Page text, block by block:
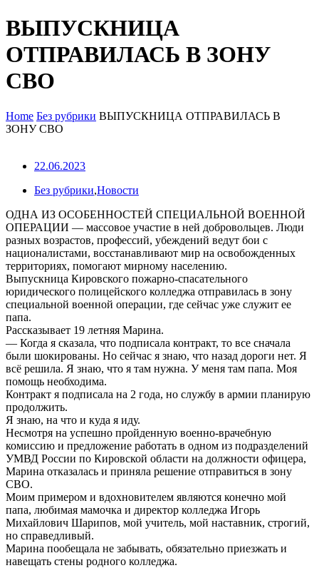
ВЫПУСКНИЦА
ОТПРАВИЛАСЬ В ЗОНУ
СВО
Home Без рубрики ВЫПУСКНИЦА ОТПРАВИЛАСЬ В
ЗОНУ СВО
22.06.2023
Без рубрики,Новости
ОДНА ИЗ ОСОБЕННОСТЕЙ СПЕЦИАЛЬНОЙ ВОЕННОЙ
ОПЕРАЦИИ — массовое участие в ней добровольцев. Люди
разных возрастов, профессий, убеждений ведут бои с
националистами, восстанавливают мир на освобожденных
территориях, помогают мирному населению.
Выпускница Кировского пожарно-спасательного
юридического полицейского колледжа отправилась в зону
специальной военной операции, где сейчас уже служит ее
папа.
Рассказывает 19 летняя Марина.
— Когда я сказала, что подписала контракт, то все сначала
были шокированы. Но сейчас я знаю, что назад дороги нет. Я
всё решила. Я знаю, что я там нужна. У меня там папа. Моя
помощь необходима.
Контракт я подписала на 2 года, но службу в армии планирую
продолжить.
Я знаю, на что и куда я иду.
Несмотря на успешно пройденную военно-врачебную
комиссию и предложение работать в одном из подразделений
УМВД России по Кировской области на должности офицера,
Марина отказалась и приняла решение отправиться в зону
СВО.
Моим примером и вдохновителем являются конечно мой
папа, любимая мамочка и директор колледжа Игорь
Михайлович Шарипов, мой учитель, мой наставник, строгий,
но справедливый.
Марина пообещала не забывать, обязательно приезжать и
навещать стены родного колледжа.